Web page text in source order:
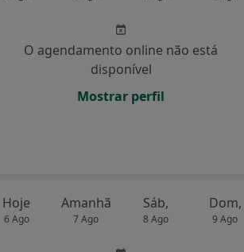
O agendamento online não está
disponível
Mostrar perfil
Hoje
6 Ago
Amanhã
7 Ago
Sáb,
8 Ago
Dom,
9 Ago